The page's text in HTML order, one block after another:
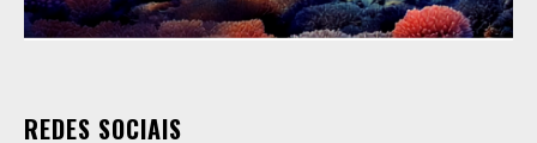
REDES SOCIAIS